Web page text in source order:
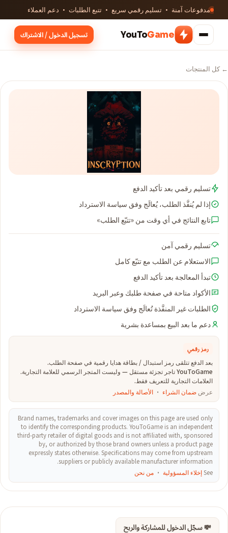
مدفوعات آمنة · تسليم رقمي سريع · تتبع الطلبات · دعم العملاء
YouToGame تسجيل الدخول / الاشتراك
← كل المنتجات
تسليم رقمي بعد تأكيد الدفع
إذا لم يُنفَّذ الطلب، يُعالَج وفق سياسة الاسترداد
تابع النتائج في أي وقت من «تتبّع الطلب»
تسليم رقمي آمن
الاستعلام عن الطلب مع تتبّع كامل
تبدأ المعالجة بعد تأكيد الدفع
الأكواد متاحة في صفحة طلبك وعبر البريد
الطلبات غير المنفَّذة تُعالَج وفق سياسة الاسترداد
دعم ما بعد البيع بمساعدة بشرية
رمز رقمي
بعد الدفع تتلقى رمز استبدال / بطاقة هدايا رقمية في صفحة الطلب.
YouToGame تاجر تجزئة مستقل — وليست المتجر الرسمي للعلامة التجارية.
العلامات التجارية للتعريف فقط.
عرض ضمان الشراء · الأصالة والمصدر
Brand names, trademarks and cover images on this page are used only
to identify the corresponding products. YouToGame is an independent
third-party retailer of digital goods and is not affiliated with, sponsored
by, or authorized by those brand owners unless a product page
expressly states otherwise. Specifications may come from upstream
suppliers or publicly available manufacturer information.
Seeإخلاء المسؤولية · من نحن
💸 سجّل الدخول للمشاركة والربح